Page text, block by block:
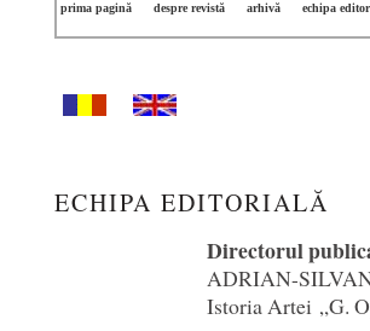
prima pagină despre revistă arhivă echipa
ECHIPA EDITORIALĂ
Directorul
ADRIAN-
Istoria Artei „G.